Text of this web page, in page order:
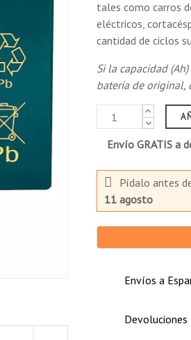
tales como carros
eléctricos,
cantidad de ciclos
Si la capacidad
batería de original,
Envío GRATIS a
Pídalo antes
11 agosto
Envíos a
Devoluciones
de carga y descarga.
aéreo.
marítimo.
terrestre.